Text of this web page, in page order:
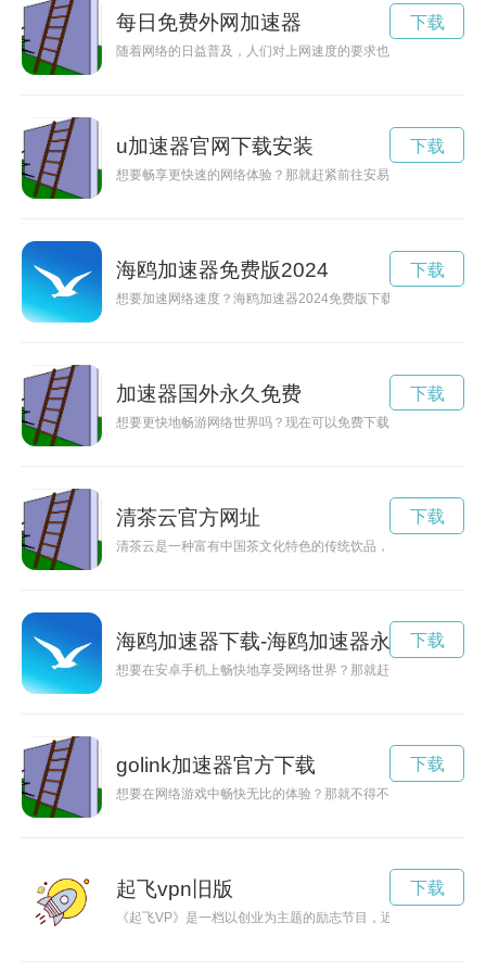
每日免费外网加速器
随着网络的日益普及，人们对上网速度的要求也越来越高。而
下载
u加速器官网下载安装
想要畅享更快速的网络体验？那就赶紧前往安易加速器官网下
下载
海鸥加速器免费版2024
想要加速网络速度？海鸥加速器2024免费版下载帮您解决问题
下载
加速器国外永久免费
想要更快地畅游网络世界吗？现在可以免费下载黑洞加速器，
下载
清茶云官方网址
清茶云是一种富有中国茶文化特色的传统饮品，清爽淡雅，给
下载
海鸥加速器下载-海鸥加速器永久免费版
想要在安卓手机上畅快地享受网络世界？那就赶紧下载最新版的
下载
golink加速器官方下载
想要在网络游戏中畅快无比的体验？那就不得不尝试一下
下载
起飞vpn旧版
《起飞VP》是一档以创业为主题的励志节目，近期开播引发
下载